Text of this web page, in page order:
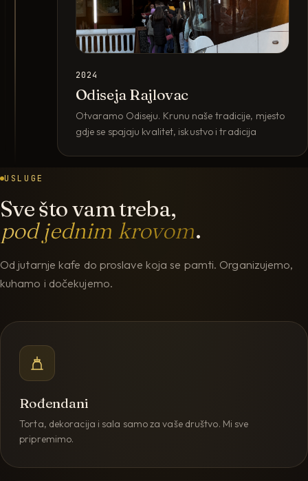
2024
Odiseja Rajlovac
Otvaramo Odiseju. Krunu naše tradicije, mjesto
gdje se spajaju kvalitet, iskustvo i tradicija
USLUGE
Sve što vam treba,
pod jednim krovom.
Od jutarnje kafe do proslave koja se pamti. Organizujemo,
kuhamo i dočekujemo.
Rođendani
Torta, dekoracija i sala samo za vaše društvo. Mi sve
pripremimo.